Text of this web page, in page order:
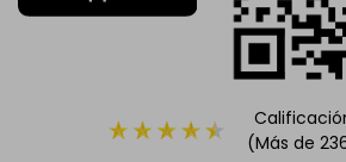
(Más de